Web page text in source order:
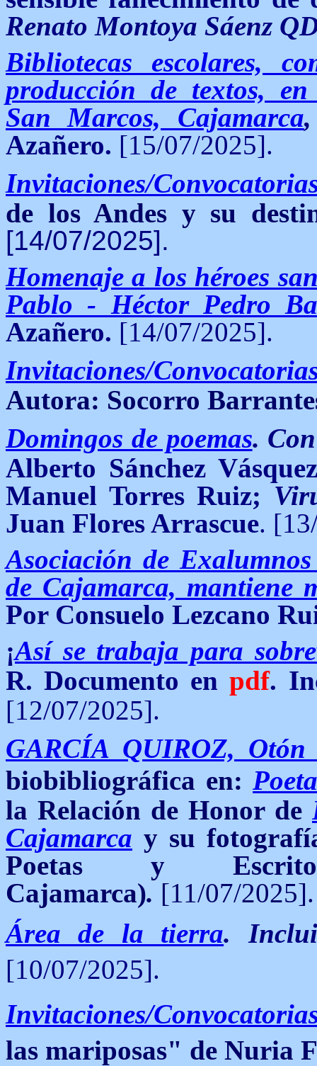
Renato Montoya Sáenz
Bibliotecas escolares,
producción de textos,
San Marcos, Cajamarca
Azañero. [15/07/2025].
Invitaciones/
de los Andes y su
[14/07/2025].
Homenaje a los héroes
Pablo - Héctor Pedro
Azañero. [14/07/2025].
Invitaciones/
Autora: Socorro
Domingos de poemas.
Alberto Sánchez
Manuel Torres Ruiz;
Juan Flores Arrascue.
Asociación de
de Cajamarca, mantiene
Por Consuelo Lezcano
¡Así se trabaja para
R. Documento enpdf.
[12/07/2025].
GARCÍA QUIROZ, Otón
biobibliográfica en:
la Relación de Honor de
Cajamarca y su
Poetas y
Cajamarca). [11/07/2025].
Área de la tierra.
[10/07/2025].
Invitaciones/
las mariposas" de Nuria